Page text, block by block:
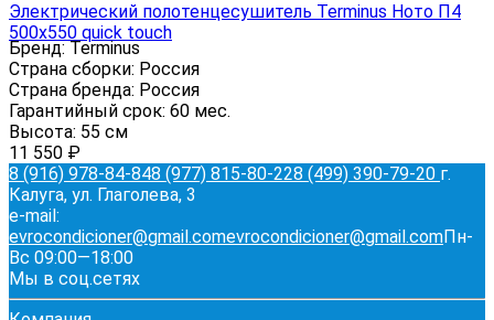
Электрический полотенцесушитель Terminus Ното П4
500х550 quick touch
Бренд: Terminus
Страна сборки: Россия
Страна бренда: Россия
Гарантийный срок: 60 мес.
Высота: 55 см
11 550 ₽
8 (916) 978-84-848 (977) 815-80-228 (499) 390-79-20 г.
Калуга, ул. Глаголева, 3
e-mail:
evrocondicioner@gmail.comevrocondicioner@gmail.comПн-
Вс 09:00—18:00
Мы в соц.сетях